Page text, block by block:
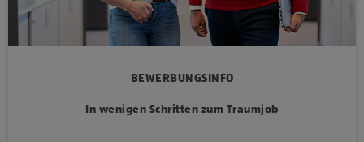
BEWERBUNGSINFO
In wenigen Schritten zum Traumjob